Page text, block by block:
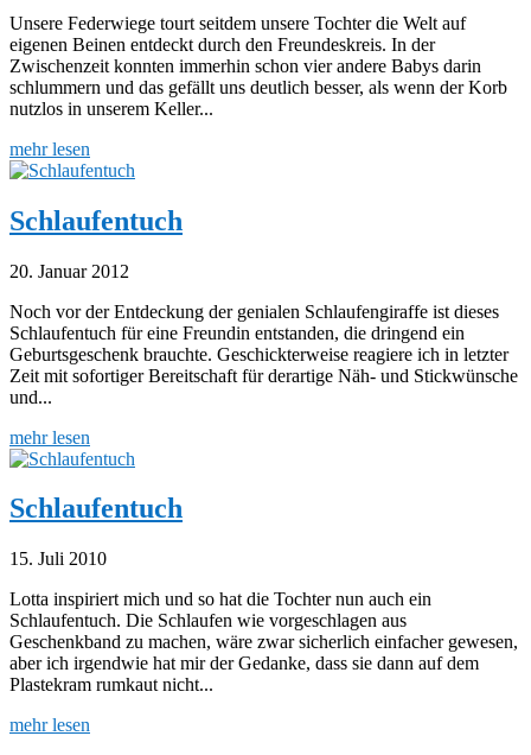
Unsere Federwiege tourt seitdem unsere Tochter die Welt auf
eigenen Beinen entdeckt durch den Freundeskreis. In der
Zwischenzeit konnten immerhin schon vier andere Babys darin
schlummern und das gefällt uns deutlich besser, als wenn der Korb
nutzlos in unserem Keller...
mehr lesen
Schlaufentuch
20. Januar 2012
Noch vor der Entdeckung der genialen Schlaufengiraffe ist dieses
Schlaufentuch für eine Freundin entstanden, die dringend ein
Geburtsgeschenk brauchte. Geschickterweise reagiere ich in letzter
Zeit mit sofortiger Bereitschaft für derartige Näh- und Stickwünsche
und...
mehr lesen
Schlaufentuch
15. Juli 2010
Lotta inspiriert mich und so hat die Tochter nun auch ein
Schlaufentuch. Die Schlaufen wie vorgeschlagen aus
Geschenkband zu machen, wäre zwar sicherlich einfacher gewesen,
aber ich irgendwie hat mir der Gedanke, dass sie dann auf dem
Plastekram rumkaut nicht...
mehr lesen